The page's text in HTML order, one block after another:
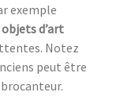
exemple
objets d’art
Notez
peut être